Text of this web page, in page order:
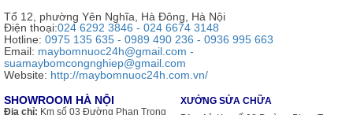
Tổ 12, phường Yên Nghĩa, Hà Đông, Hà Nội
Điện thoại:024 6292 3846 - 024 6674 3148
Hotline: 0975 135 635 - 0989 490 236 - 0936 995 663
Email: maybomnuoc24h@gmail.com -
suamaybomcongnghiep@gmail.com
Website: http://maybomnuoc24h.com.vn/
SHOWROOM HÀ NỘI
Địa chỉ: Km số 03 Đường Phan Trọng
XƯỞNG SỬA CHỮA